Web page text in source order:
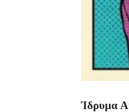
Ίδρυμα